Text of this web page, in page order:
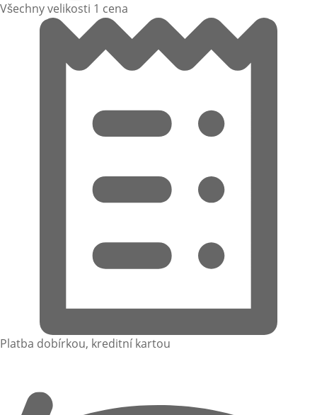
Všechny velikosti 1 cena
Platba dobírkou, kreditní kartou